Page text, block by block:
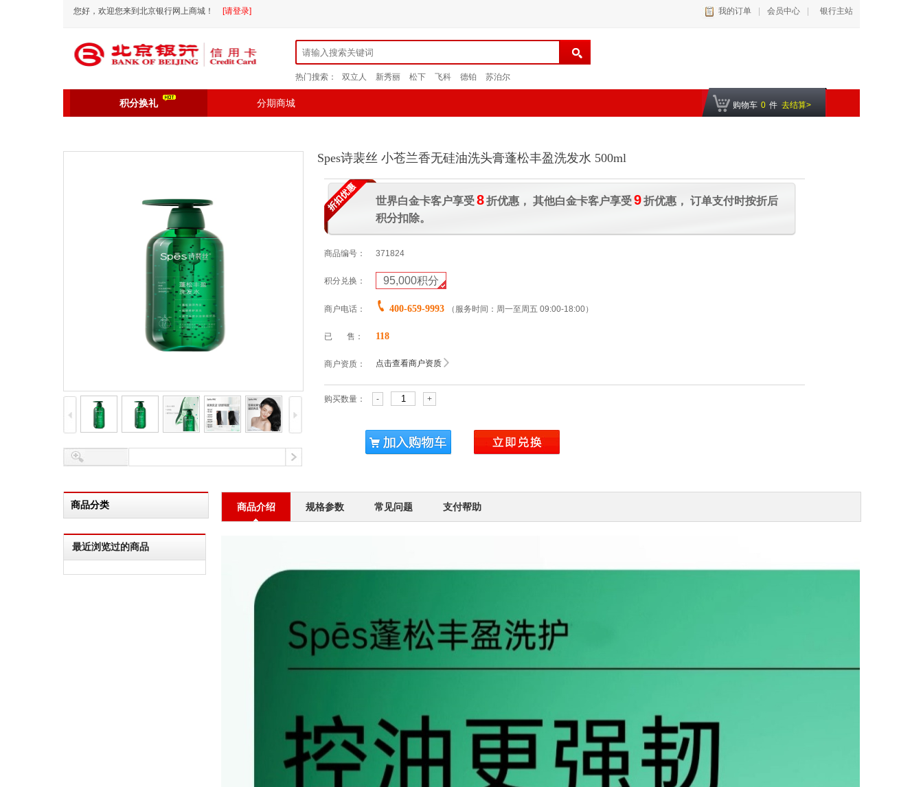
您好，欢迎您来到北京银行网上商城！ [请登录] 我的订单 会员中心 银行主站
热门搜索： 双立人 新秀丽 松下 飞科 德铂 苏泊尔
积分换礼 分期商城 购物车 0 件 去结算>
Spes诗裴丝 小苍兰香无硅油洗头膏蓬松丰盈洗发水 500ml
世界白金卡客户享受8折优惠， 其他白金卡客户享受9折优惠， 订单支付时按折后
积分扣除。
商品编号： 371824
积分兑换： 95,000积分
商户电话： 400-659-9993 （服务时间：周一至周五 09:00-18:00）
已 售： 118
商户资质： 点击查看商户资质
购买数量： - +
商品分类
最近浏览过的商品
商品介绍 规格参数 常见问题 支付帮助